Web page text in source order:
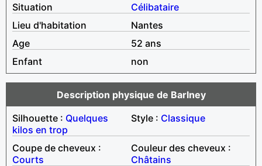
Situation
Célibataire
Lieu d'habitation
Nantes
Age
52 ans
Enfant
non
Description physique de Barlney
Silhouette : Quelques
kilos en trop
Style : Classique
Coupe de cheveux :
Courts
Couleur des cheveux :
Châtains